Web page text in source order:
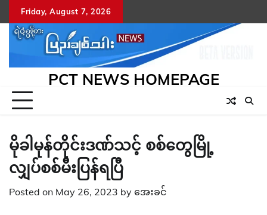
to
content
Friday, August 7, 2026
PCT NEWS HOMEPAGE
မိုခါမုန်တိုင်းဒဏ်သင့် စစ်တွေမြို့
လျှပ်စစ်မီးပြန်ရပြီ
Posted on May 26, 2023 by အေးခင်